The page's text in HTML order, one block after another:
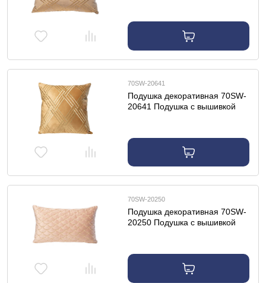
70SW-20641
Подушка декоративная 70SW-
20641 Подушка с вышивкой
70SW-20250
Подушка декоративная 70SW-
20250 Подушка с вышивкой